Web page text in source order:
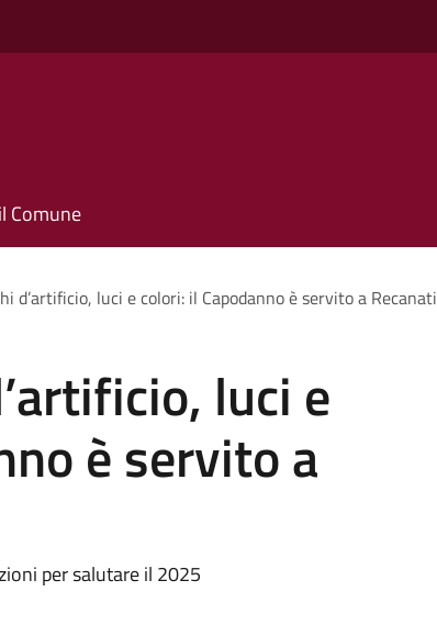
Comune
d’artificio, luci e colori: il Capodanno è servito a Recanati
luci e
è servito a
per salutare il 2025